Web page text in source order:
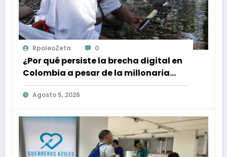
RpoleoZeta 0
¿Por qué persiste la brecha digital en
Colombia a pesar de la millonaria
inversión en conectividad?
Agosto 5, 2026